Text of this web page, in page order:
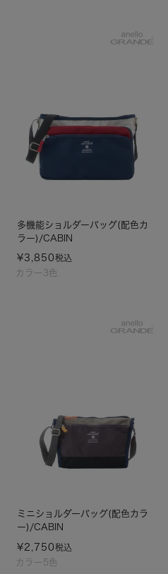
カラー3色
多機能ショルダーバッグ(配色カ
ラー)/CABIN
¥3,850税込
カラー5色
ミニショルダーバッグ(配色カラ
ー)/CABIN
¥2,750税込